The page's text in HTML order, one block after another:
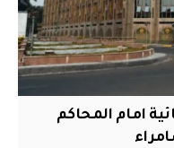
امام المحاكم